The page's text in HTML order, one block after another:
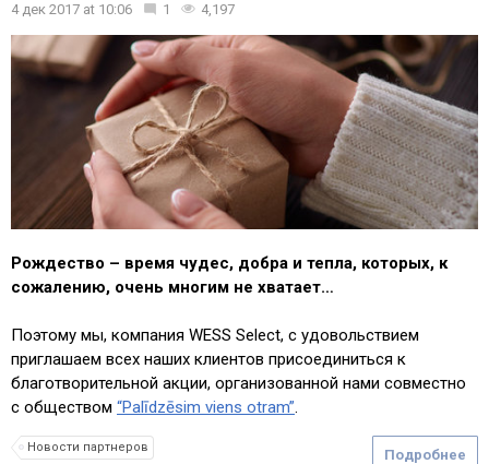
4 дек 2017 at 10:06 1 4,197
Рождество – время чудес, добра и тепла, которых, к
сожалению, очень многим не хватает…
Поэтому мы, компания WESS Select, с удовольствием
приглашаем всех наших клиентов присоединиться к
благотворительной акции, организованной нами совместно
с обществом “Palīdzēsim viens otram”.
Подробнее
Новости партнеров